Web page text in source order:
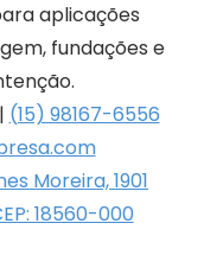
aplicações
fundações e
| (15) 98167-6556
Moreira, 1901
18560-000